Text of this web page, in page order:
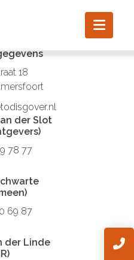
18
der Slot
78 77
69 87
der Linde